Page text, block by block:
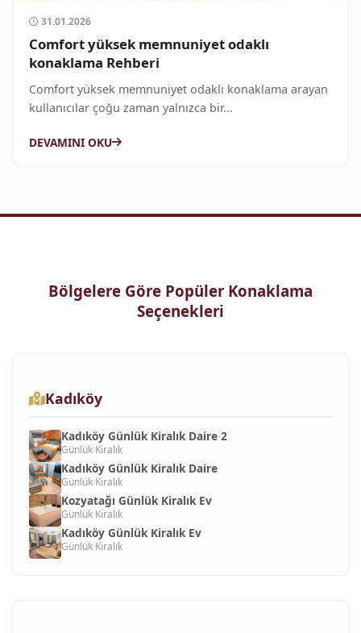
31.01.2026
Comfort yüksek memnuniyet odaklı
konaklama Rehberi
Comfort yüksek memnuniyet odaklı konaklama arayan
kullanıcılar çoğu zaman yalnızca bir...
DEVAMINI OKU
Bölgelere Göre Popüler Konaklama
Seçenekleri
Kadıköy
Kadıköy Günlük Kiralık Daire 2
Günlük Kiralık
Kadıköy Günlük Kiralık Daire
Günlük Kiralık
Kozyatağı Günlük Kiralık Ev
Günlük Kiralık
Kadıköy Günlük Kiralık Ev
Günlük Kiralık